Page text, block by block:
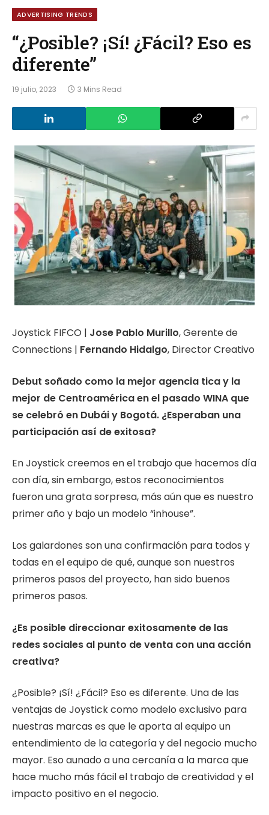
ADVERTISING TRENDS
“¿Posible? ¡Sí! ¿Fácil? Eso es
diferente”
19 julio, 2023 3 Mins Read
Joystick FIFCO | Jose Pablo Murillo, Gerente de
Connections | Fernando Hidalgo, Director Creativo
Debut soñado como la mejor agencia tica y la
mejor de Centroamérica en el pasado WINA que
se celebró en Dubái y Bogotá. ¿Esperaban una
participación así de exitosa?
En Joystick creemos en el trabajo que hacemos día
con día, sin embargo, estos reconocimientos
fueron una grata sorpresa, más aún que es nuestro
primer año y bajo un modelo “inhouse”.
Los galardones son una confirmación para todos y
todas en el equipo de qué, aunque son nuestros
primeros pasos del proyecto, han sido buenos
primeros pasos.
¿Es posible direccionar exitosamente de las
redes sociales al punto de venta con una acción
creativa?
¿Posible? ¡Sí! ¿Fácil? Eso es diferente. Una de las
ventajas de Joystick como modelo exclusivo para
nuestras marcas es que le aporta al equipo un
entendimiento de la categoría y del negocio mucho
mayor. Eso aunado a una cercanía a la marca que
hace mucho más fácil el trabajo de creatividad y el
impacto positivo en el negocio.